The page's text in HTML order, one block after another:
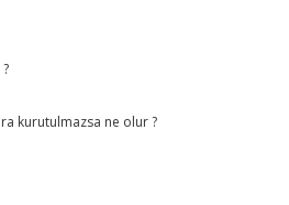
kurutulmazsa ne olur ?